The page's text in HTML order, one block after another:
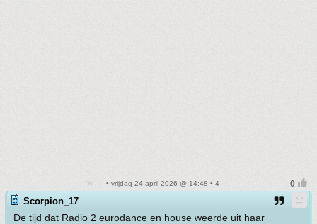
• vrijdag 24 april 2026 @ 14:48 • 4
Scorpion_17
De tijd dat Radio 2 eurodance en house weerde uit haar